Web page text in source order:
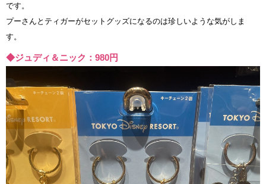
です。
プーさんとティガーがセットグッズになるのは珍しいような気がしま
す。
◆ジュディ＆ニック：980円